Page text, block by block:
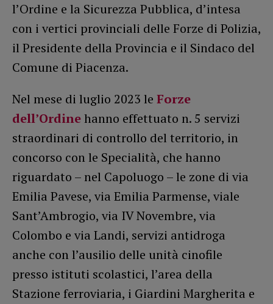
l’Ordine e la Sicurezza Pubblica, d’intesa
con i vertici provinciali delle Forze di Polizia,
il Presidente della Provincia e il Sindaco del
Comune di Piacenza.
Nel mese di luglio 2023 le Forze
dell’Ordinehanno effettuato n. 5 servizi
straordinari di controllo del territorio, in
concorso con le Specialità, che hanno
riguardato – nel Capoluogo – le zone di via
Emilia Pavese, via Emilia Parmense, viale
Sant’Ambrogio, via IV Novembre, via
Colombo e via Landi, servizi antidroga
anche con l’ausilio delle unità cinofile
presso istituti scolastici, l’area della
Stazione ferroviaria, i Giardini Margherita e